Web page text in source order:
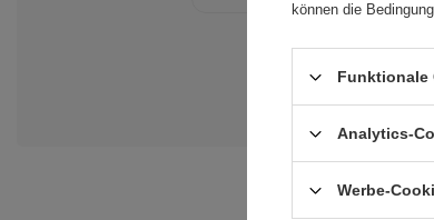
können die
Funktionale
Analytics-
Werbe-